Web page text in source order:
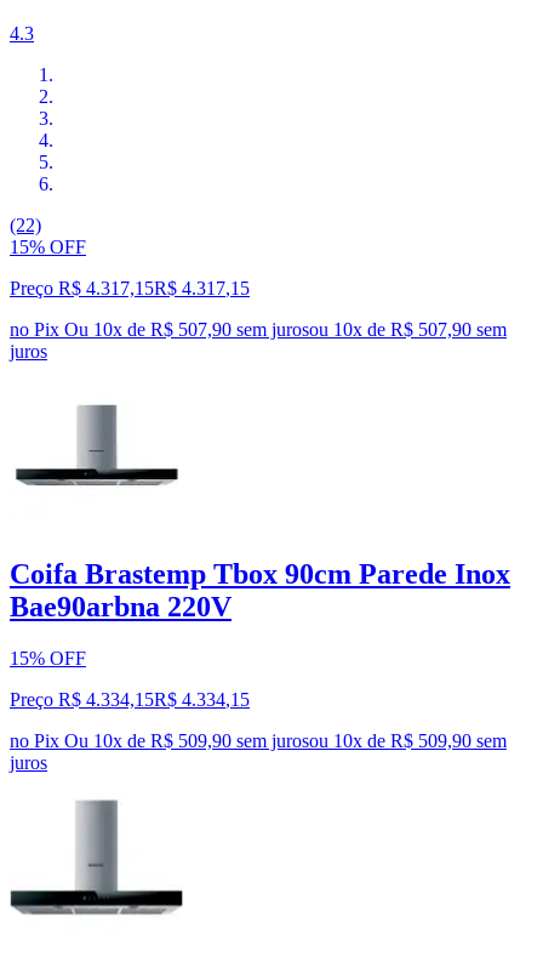
4.3
(22)
15% OFF
Preço R$ 4.317,15R$ 4.317,15
no Pix Ou 10x de R$ 507,90 sem jurosou 10x de R$ 507,90 sem
juros
Coifa Brastemp Tbox 90cm Parede Inox
Bae90arbna 220V
15% OFF
Preço R$ 4.334,15R$ 4.334,15
no Pix Ou 10x de R$ 509,90 sem jurosou 10x de R$ 509,90 sem
juros